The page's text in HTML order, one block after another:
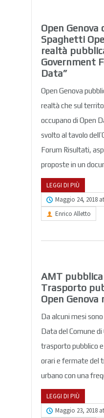
Open Genova
Spaghetti
realtà
Government
Data”
Open Genova
realtà che sul
occupano di Open
svolto al tavolo
Forum Risultati,
proposte in un
LEGGI DI PIÙ
Maggio 24, 2018
Enrico Alletto
AMT
Trasporto
Open Genova
Da alcuni mesi
Data del Comune di
trasporto pubblico
orari e fermate del
urbano con una
LEGGI DI PIÙ
Maggio 23, 2018